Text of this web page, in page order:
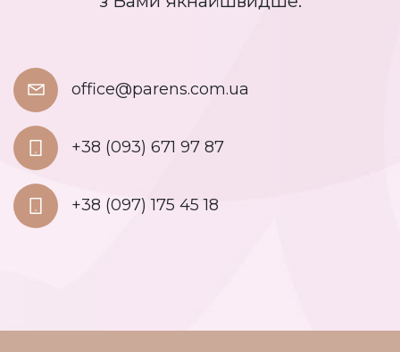
office@parens.com.ua
+38 (093) 671 97 87
+38 (097) 175 45 18